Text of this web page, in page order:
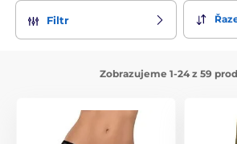
Filtr
Zobrazujeme 1-24 z 59